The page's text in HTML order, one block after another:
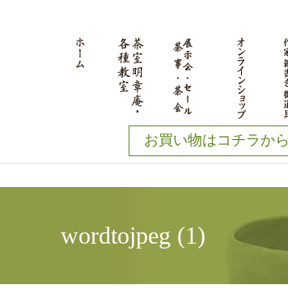
お買い物はコチラから
wordtojpeg (1)